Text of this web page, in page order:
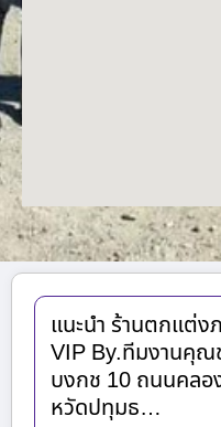
แนะนำ ร้านตกแต่
VIP By.ทีมงานคุณ
บงกช 10 ถนนคลอ
หวัดปทุมธ…